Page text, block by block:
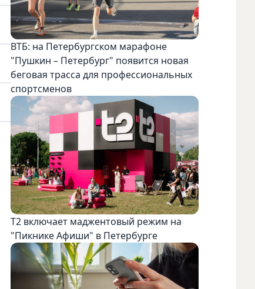
ВТБ: на Петербургском марафоне
"Пушкин – Петербург" появится новая
беговая трасса для профессиональных
спортсменов
Т2 включает маджентовый режим на
"Пикнике Афиши" в Петербурге